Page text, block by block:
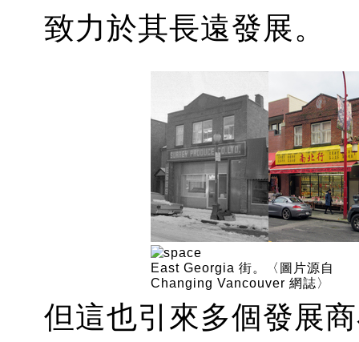
致力於其長遠發展。
East Georgia 街。〈圖片源自
Changing Vancouver 網誌〉
但這也引來多個發展